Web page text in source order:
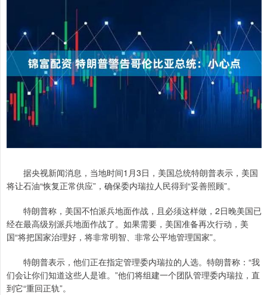
据央视新闻消息，当地时间1月3日，美国总统特朗普表示，美国
将让石油“恢复正常供应”，确保委内瑞拉人民得到“妥善照顾”。
特朗普称，美国不怕派兵地面作战，且必须这样做，2日晚美国已
经在最高级别派兵地面作战了。如果需要，美国准备再次行动，美
国“将把国家治理好，将非常明智、非常公平地管理国家”。
特朗普表示，他们正在指定管理委内瑞拉的人选。特朗普称：“我
们会让你们知道这些人是谁。”他们将组建一个团队管理委内瑞拉，直
到它“重回正轨”。